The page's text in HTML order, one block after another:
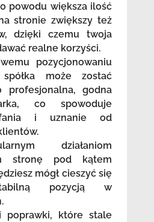
powodu większa ilość
stronie zwiększy też
dzięki czemu twoja
realne korzyści.
pozycjonowaniu
może zostać
profesjonalna, godna
co spowoduje
i uznanie od
działaniom
stronę pod kątem
mógł cieszyć się
pozycją w
poprawki, które stale